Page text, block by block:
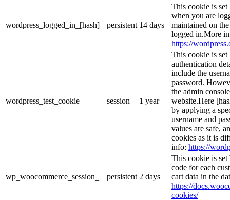
wordpress_logged_in_[hash] persistent 14 days
This cookie is set
when you are
maintained on
logged in.More
https://
wordpress_test_cookie session 1 year
This cookie is set
authentication
include the
password.
the admin
website.Here
by applying a
username and
values are safe,
cookies as it is
info: https://
wp_woocommerce_session_ persistent 2 days
This cookie is
code for each
cart data in the
https://
cookies/